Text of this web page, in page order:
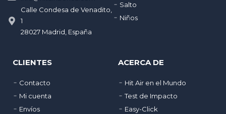
Calle Condesa de Venadito,
1
28027 Madrid, España
Salto
Niños
CLIENTES
Contacto
Mi cuenta
Envíos
ACERCA DE
Hit Air en el Mundo
Test de Impacto
Easy-Click